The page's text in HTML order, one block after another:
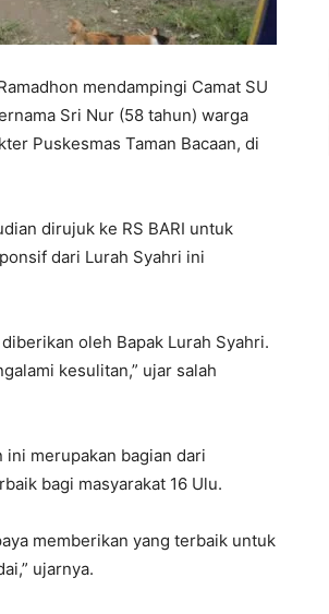
mendampingi Camat SU
Sri Nur (58 tahun) warga
Puskesmas Taman Bacaan, di
dirujuk ke RS BARI untuk
dari Lurah Syahri ini
oleh Bapak Lurah Syahri.
kesulitan,” ujar salah
ini merupakan bagian dari
bagi masyarakat 16 Ulu.
memberikan yang terbaik untuk
ujarnya.